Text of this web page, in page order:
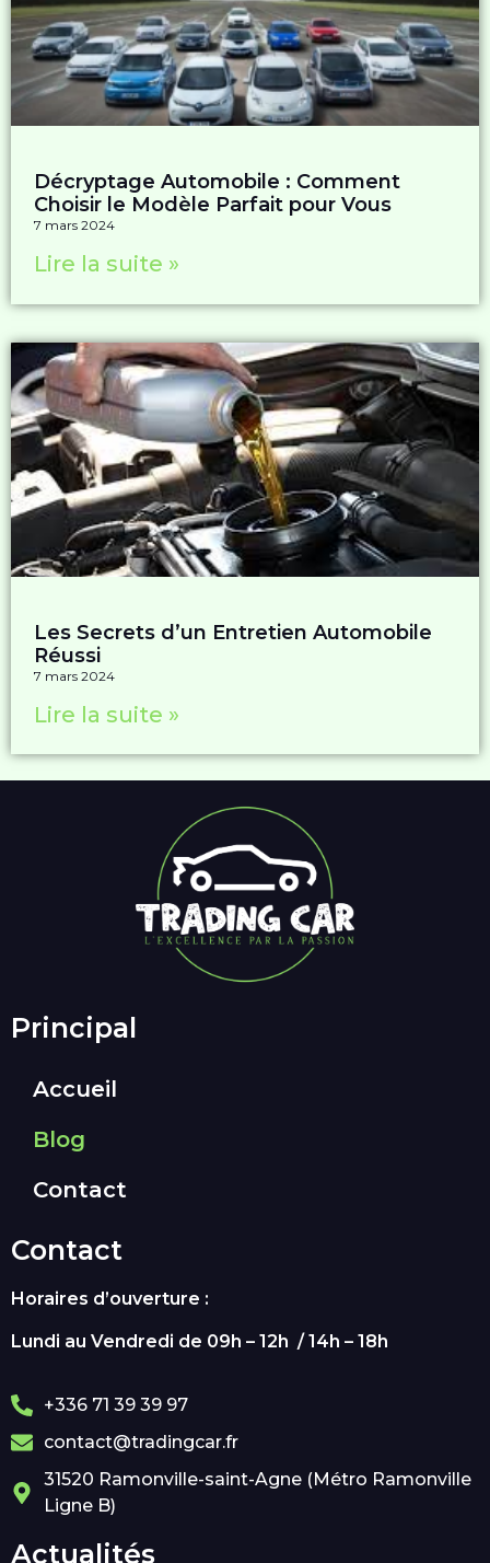
Décryptage Automobile : Comment
Choisir le Modèle Parfait pour Vous
7 mars 2024
Lire la suite »
Les Secrets d’un Entretien Automobile
Réussi
7 mars 2024
Lire la suite »
Principal
Accueil
Blog
Contact
Contact
Horaires d’ouverture :
Lundi au Vendredi de 09h – 12h / 14h – 18h
+336 71 39 39 97
contact@tradingcar.fr
31520 Ramonville-saint-Agne (Métro Ramonville
Ligne B)
Actualités